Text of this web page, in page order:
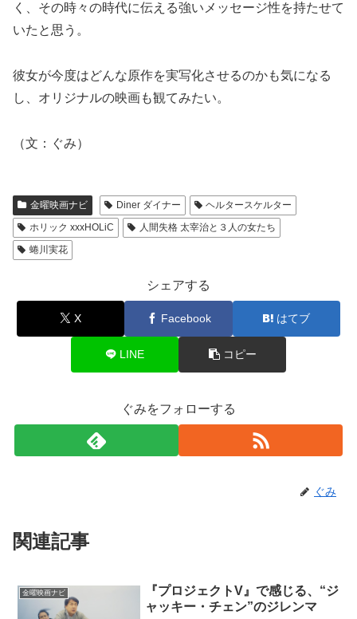
く、その時々の時代に伝える強いメッセージ性を持たせて
いたと思う。
彼女が今度はどんな原作を実写化させるのかも気になる
し、オリジナルの映画も観てみたい。
（文：ぐみ）
金曜映画ナビ Diner ダイナー
ヘルタースケルター
ホリック xxxHOLiC
人間失格 太宰治と３人の女たち
蜷川実花
シェアする
X Facebook はてブ
LINE コピー
ぐみをフォローする
ぐみ
関連記事
金曜映画ナビ
『プロジェクトV』で感じる、“ジ
ャッキー・チェン”のジレンマ